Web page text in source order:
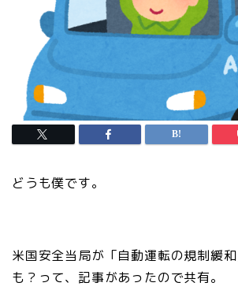
どうも僕です。
米国安全当局が「自動運転の規制緩
も？って、記事があったので共有。